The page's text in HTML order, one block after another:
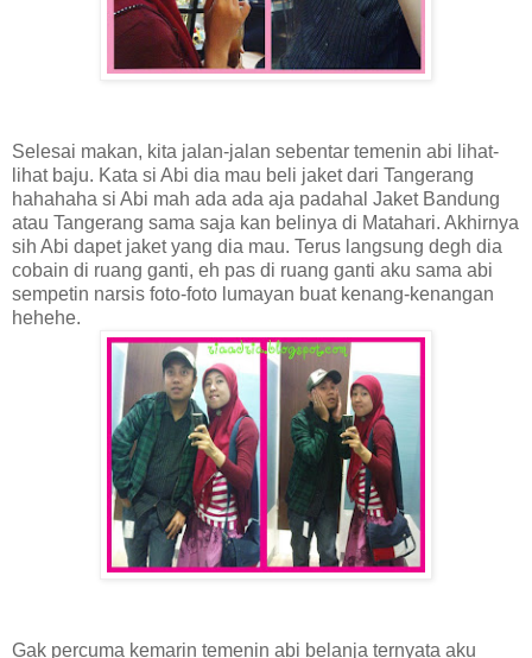
Selesai makan, kita jalan-jalan sebentar temenin abi lihat-
lihat baju. Kata si Abi dia mau beli jaket dari Tangerang
hahahaha si Abi mah ada ada aja padahal Jaket Bandung
atau Tangerang sama saja kan belinya di Matahari. Akhirnya
sih Abi dapet jaket yang dia mau. Terus langsung degh dia
cobain di ruang ganti, eh pas di ruang ganti aku sama abi
sempetin narsis foto-foto lumayan buat kenang-kenangan
hehehe.
Gak percuma kemarin temenin abi belanja ternyata aku